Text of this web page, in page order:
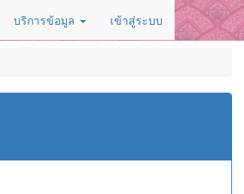
บริการข้อมูล เข้าสู่ระบบ